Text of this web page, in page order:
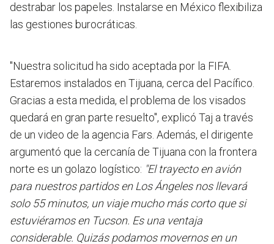
destrabar los papeles. Instalarse en México flexibiliza
las gestiones burocráticas.
"Nuestra solicitud ha sido aceptada por la FIFA.
Estaremos instalados en Tijuana, cerca del Pacífico.
Gracias a esta medida, el problema de los visados
quedará en gran parte resuelto", explicó Taj a través
de un video de la agencia Fars. Además, el dirigente
argumentó que la cercanía de Tijuana con la frontera
norte es un golazo logístico: "El trayecto en avión
para nuestros partidos en Los Ángeles nos llevará
solo 55 minutos, un viaje mucho más corto que si
estuviéramos en Tucson. Es una ventaja
considerable. Quizás podamos movernos en un